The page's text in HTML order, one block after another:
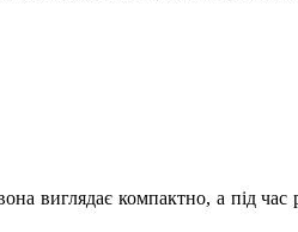
виглядає компактно, а під